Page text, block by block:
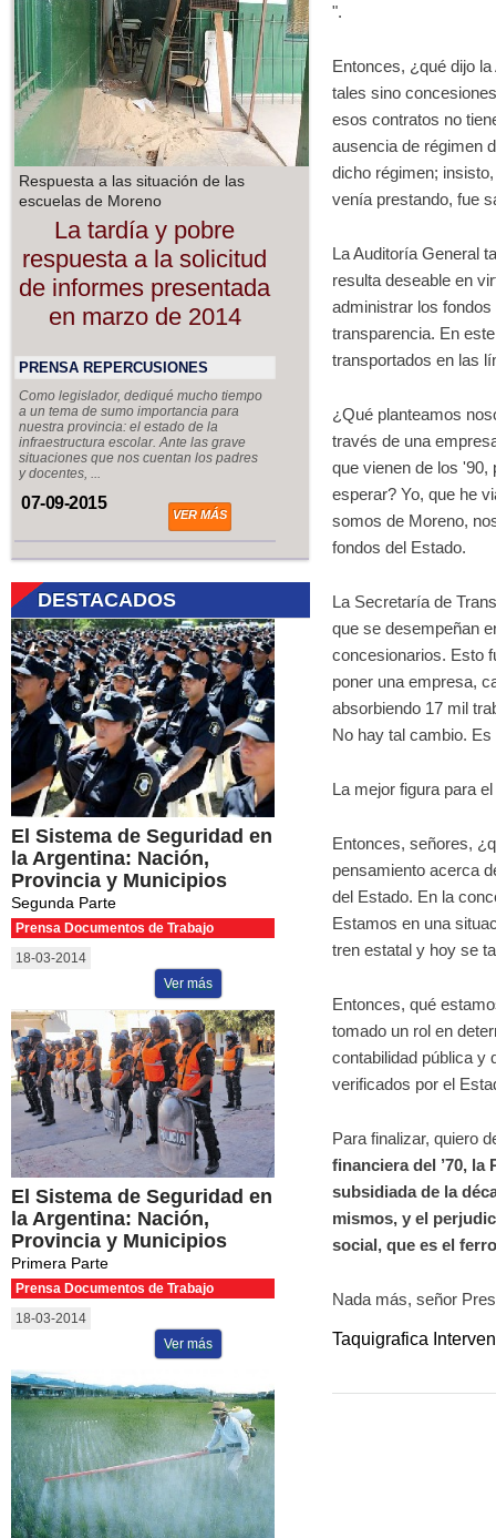
Respuesta a las situación de las
escuelas de Moreno
La tardía y pobre
respuesta a la solicitud
de informes presentada
en marzo de 2014
PRENSA REPERCUSIONES
Como legislador, dediqué mucho tiempo
a un tema de sumo importancia para
nuestra provincia: el estado de la
infraestructura escolar. Ante las grave
situaciones que nos cuentan los padres
y docentes, ...
07-09-2015
VER MÁS
DESTACADOS
El Sistema de Seguridad en
la Argentina: Nación,
Provincia y Municipios
Segunda Parte
Prensa Documentos de Trabajo
18-03-2014
Ver más
El Sistema de Seguridad en
la Argentina: Nación,
Provincia y Municipios
Primera Parte
Prensa Documentos de Trabajo
18-03-2014
Ver más
".
Entonces, ¿qué dijo
tales sino
esos contratos no
ausencia de régimen
dicho régimen;
venía prestando, fue
La Auditoría General
resulta deseable en
administrar los
transparencia. En
transportados en las
¿Qué planteamos
través de una
que vienen de los
esperar? Yo, que he
somos de Moreno,
fondos del Estado.
La Secretaría de
que se desempeñan
concesionarios. Esto
poner una empresa,
absorbiendo 17 mil
No hay tal cambio.
La mejor figura para
Entonces, señores,
pensamiento acerca
del Estado. En la
Estamos en una
tren estatal y hoy se
Entonces, qué
tomado un rol en
contabilidad pública y
verificados por el
Para finalizar, quiero
financiera del ’70, la
subsidiada de la
mismos, y el
social, que es el
Nada más, señor
Taquigrafica